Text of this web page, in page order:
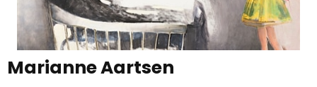
Marianne Aartsen